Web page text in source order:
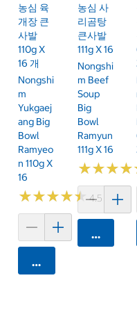
농심 육
개장 큰
사발
110g X
16 개
Nongshi
M
Yukgaej
Ang Big
Bowl
Ramyeo
N 110g X
16
★★★★★
★★★★★4.5 (4)
카트에 담기
농심 사
리곰탕
큰사발
111g X 16
Nongshi
M Beef
Soup
Big
Bowl
Ramyun
111g X 16
★★★★
★★★★
카트에 담